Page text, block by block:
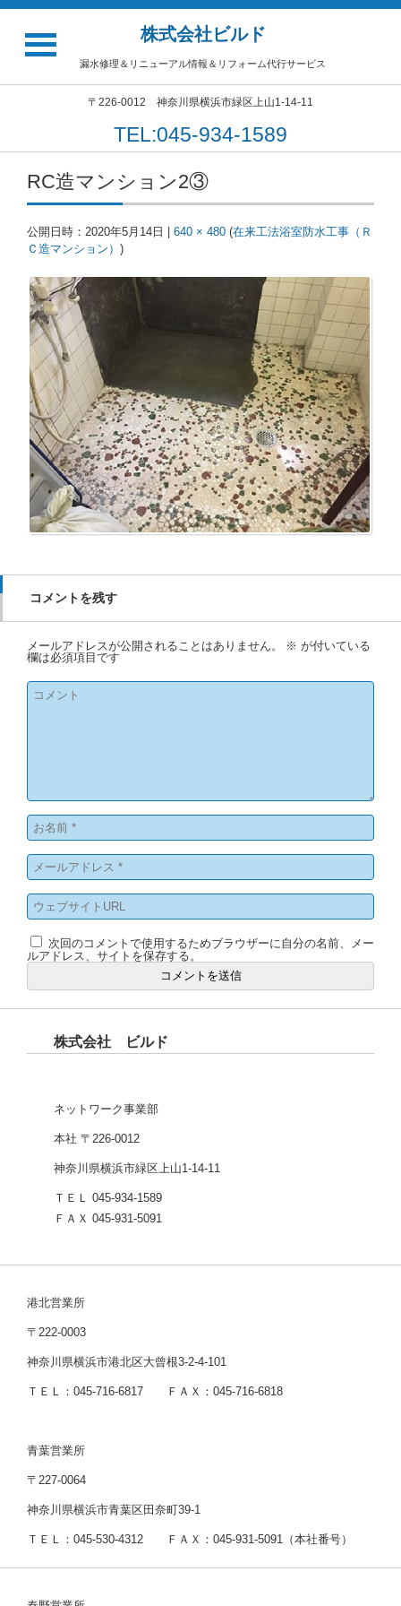
株式会社ビルド
漏水修理＆リニューアル情報＆リフォーム代行サービス
〒226-0012 神奈川県横浜市緑区上山1-14-11
TEL:045-934-1589
RC造マンション2③
公開日時： 2020年5月14日 640 × 480 (在来工法浴室防水工事（Ｒ
Ｃ造マンション） )
コメントを残す
メールアドレスが公開されることはありません。 ※ が付いている
欄は必須項目です
次回のコメントで使用するためブラウザーに自分の名前、メー
ルアドレス、サイトを保存する。
株式会社 ビルド
ネットワーク事業部
本社 〒226-0012
神奈川県横浜市緑区上山1-14-11
ＴＥＬ 045-934-1589
ＦＡＸ 045-931-5091
港北営業所
〒222-0003
神奈川県横浜市港北区大曾根3-2-4-101
ＴＥＬ：045-716-6817 ＦＡＸ：045-716-6818
青葉営業所
〒227-0064
神奈川県横浜市青葉区田奈町39-1
ＴＥＬ：045-530-4312 ＦＡＸ：045-931-5091（本社番号）